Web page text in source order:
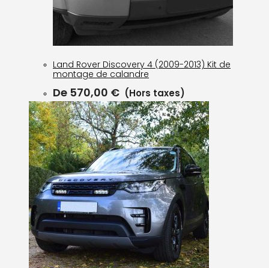
Land Rover Discovery 4 (2009-2013) Kit de
montage de calandre
De 570,00 € (Hors taxes)